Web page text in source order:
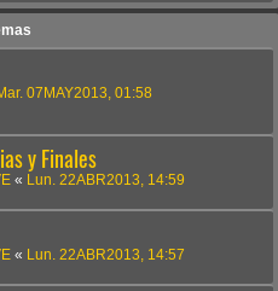
07MAY2013, 01:58
y Finales
« Lun. 22ABR2013, 14:59
« Lun. 22ABR2013, 14:57